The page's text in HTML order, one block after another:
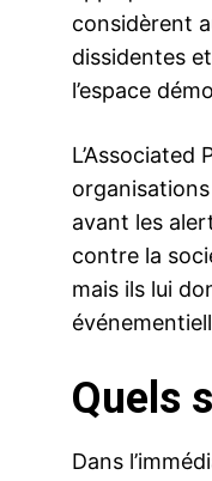
considèrent
dissidentes
l’espace
avant les
contre la
mais ils lui
Quels
Dans